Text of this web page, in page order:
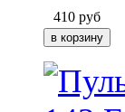
410 руб